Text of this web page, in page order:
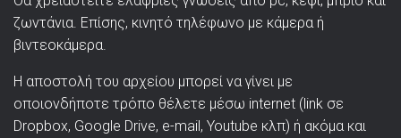
ζωντάνια. Επίσης, κινητό τηλέφωνο με κάμερα ή
βιντεοκάμερα.
Η αποστολή του αρχείου μπορεί να γίνει με
οποιονδήποτε τρόπο θέλετε μέσω internet (link σε
Dropbox, Google Drive, e-mail, Youtube κλπ) ή ακόμα και